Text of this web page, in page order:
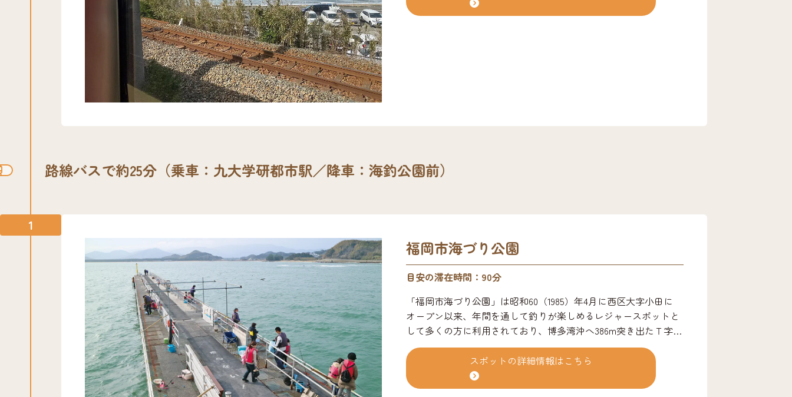
路線バスで約25分（乗車：九大学研都市駅／降車：海釣公園前）
1
福岡市海づり公園
目安の滞在時間：90分
「福岡市海づり公園」は昭和60（1985）年4月に西区大字小田に
オープン以来、年間を通して釣りが楽しめるレジャースポットと
して多くの方に利用されており、博多湾沖へ386m突き出たＴ字型
鋼製釣り桟橋では本格的な釣りが楽しめます。 園内には軽食コー
ナーや魚拓展示コーナー、展望所、身体障害者用トイレ、休憩所
や授乳室もあり、売店では道具やエサを販売、貸し竿（有料）も
あるので手ぶらでも安心です。初心者の方には、釣り方や仕掛け
スポットの詳細情報はこちら